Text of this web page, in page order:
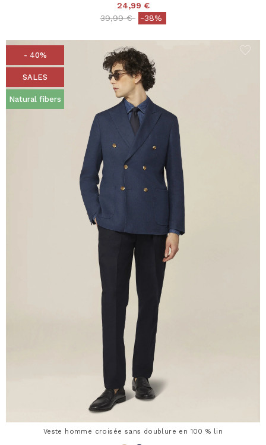
24,99 €
Price reduced from
39,99 €to-38%
- 40%
SALES
Natural fibers
Veste homme croisée sans doublure en 100 % lin